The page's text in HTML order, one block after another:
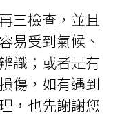
三檢查，並且
易受到氣候、
識；或者是有
傷，如有遇到
，也先謝謝您